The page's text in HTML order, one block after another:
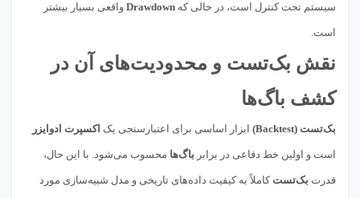
سیستم تحت کنترل است، در حالی که Drawdown واقعی بسیار بیشتر
است.
نقش بک‌تست و محدودیت‌های آن در
کشف باگ‌ها
بک‌تست (Backtest) ابزار اساسی برای اعتبارسنجی یک اکسپرت ادوایزر
است و اولین خط دفاعی در برابر باگ‌ها محسوب می‌شود. با این حال،
قدرت بک‌تست کاملاً به کیفیت داده‌های تاریخی و مدل شبیه‌سازی مورد